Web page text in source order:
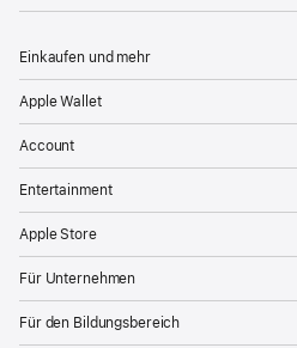
Einkaufen und mehr
Apple Wallet
Account
Entertainment
Apple Store
Für Unternehmen
Für den Bildungsbereich